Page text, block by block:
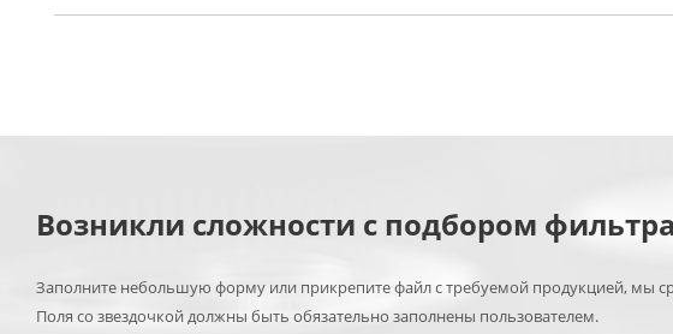
Возникли сложности с подбором
Заполните небольшую форму или прикрепите файл с требуемой продукцией, мы
Поля со звездочкой должны быть обязательно заполнены пользователем.